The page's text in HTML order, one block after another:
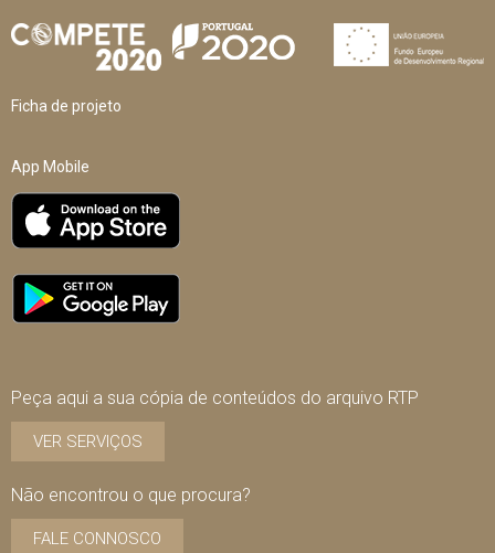
Ficha de projeto
App Mobile
Peça aqui a sua cópia de conteúdos do arquivo RTP
VER SERVIÇOS
Não encontrou o que procura?
FALE CONNOSCO